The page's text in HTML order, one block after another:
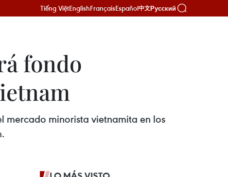
Tiếng ViệtEnglishFrançaisEspañol中文Русский
fondo
mercado minorista vietnamita en los